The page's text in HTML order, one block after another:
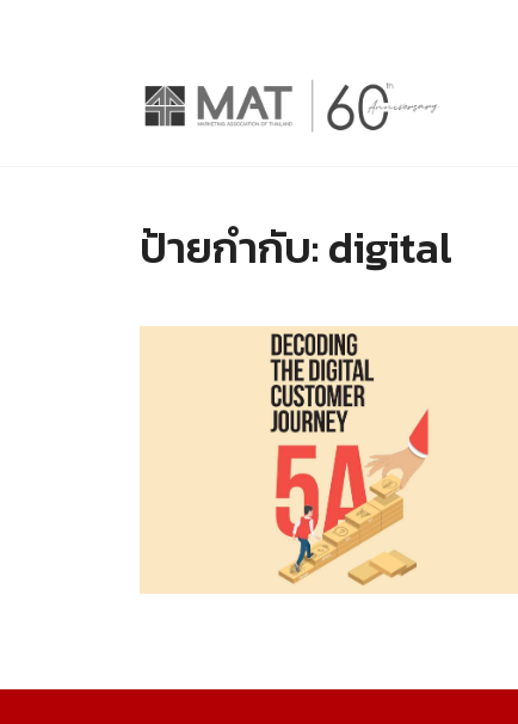
ป้ายกำกับ:digital